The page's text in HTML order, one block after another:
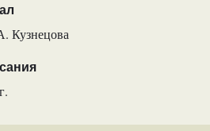
Кузнецова